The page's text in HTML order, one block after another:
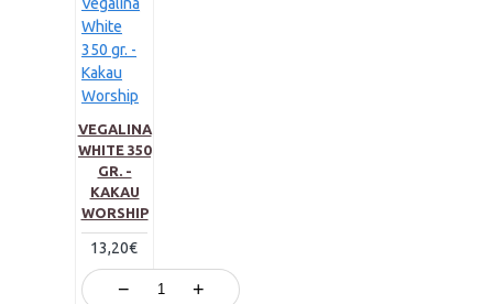
VEGALINA
WHITE 350
GR. -
KAKAU
WORSHIP
13,20€
− +